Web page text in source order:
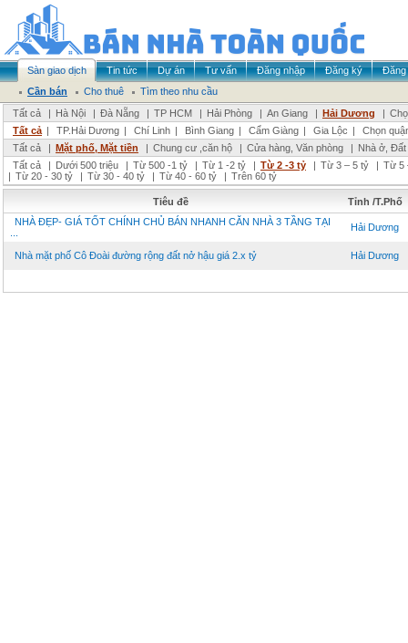
Sàn giao dịch Tin tức Dự án Tư vấn Đăng nhập Đăng ký
Đăng
Cần bán
Cho thuê
Tìm theo nhu cầu
Tất cả
| Hà Nội | Đà Nẵng | TP HCM | Hải Phòng | An Giang | Hải Dương |
Tất cả | TP.Hải Dương | Chí Linh | Bình Giang | Cẩm Giàng | Gia Lộc |
Chọn
Tất cả
| Mặt phố, Mặt tiền | Chung cư ,căn hộ | Cửa hàng, Văn phòng | Nhà ở,
Tất cả
| Dưới 500 triệu | Từ 500 -1 tỷ | Từ 1 -2 tỷ | Từ 2 -3 tỷ | Từ 3 – 5 tỷ | Từ 5
| Từ 20 - 30 tỷ | Từ 30 - 40 tỷ | Từ 40 - 60 tỷ | Trên 60 tỷ
Tiêu đề
Tỉnh /T.Phố
NHÀ ĐẸP- GIÁ TỐT CHÍNH CHỦ BÁN NHANH CĂN NHÀ 3 TẦNG TẠI
Hải Dương
Nhà mặt phố Cô Đoài đường rộng đất nở hậu giá 2.x tỷ Hải Dương